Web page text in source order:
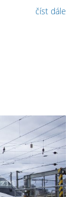
číst dále